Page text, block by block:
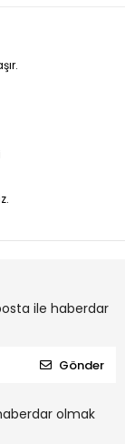
ile haberdar
Gönder
olmak